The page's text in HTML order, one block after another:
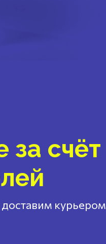
счёт
курьером